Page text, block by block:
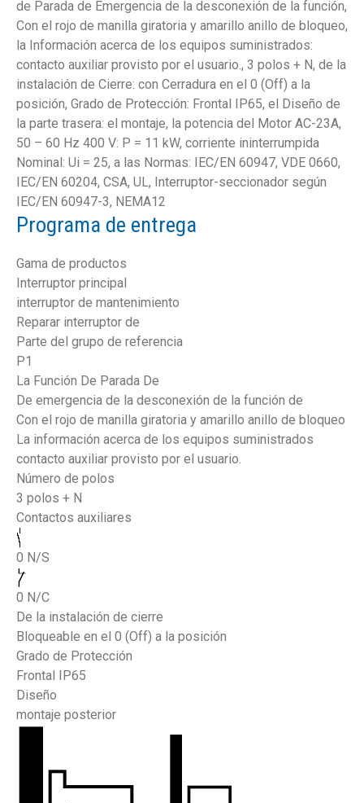
de Parada de Emergencia de la desconexión de la función,
Con el rojo de manilla giratoria y amarillo anillo de bloqueo,
la Información acerca de los equipos suministrados:
contacto auxiliar provisto por el usuario., 3 polos + N, de la
instalación de Cierre: con Cerradura en el 0 (Off) a la
posición, Grado de Protección: Frontal IP65, el Diseño de
la parte trasera: el montaje, la potencia del Motor AC-23A,
50 – 60 Hz 400 V: P = 11 kW, corriente ininterrumpida
Nominal: Ui = 25, a las Normas: IEC/EN 60947, VDE 0660,
IEC/EN 60204, CSA, UL, Interruptor-seccionador según
IEC/EN 60947-3, NEMA12
Programa de entrega
Gama de productos
Interruptor principal
interruptor de mantenimiento
Reparar interruptor de
Parte del grupo de referencia
P1
La Función De Parada De
De emergencia de la desconexión de la función de
Con el rojo de manilla giratoria y amarillo anillo de bloqueo
La información acerca de los equipos suministrados
contacto auxiliar provisto por el usuario.
Número de polos
3 polos + N
Contactos auxiliares
0 N/S
0 N/C
De la instalación de cierre
Bloqueable en el 0 (Off) a la posición
Grado de Protección
Frontal IP65
Diseño
montaje posterior